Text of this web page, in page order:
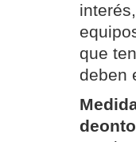
que
deben